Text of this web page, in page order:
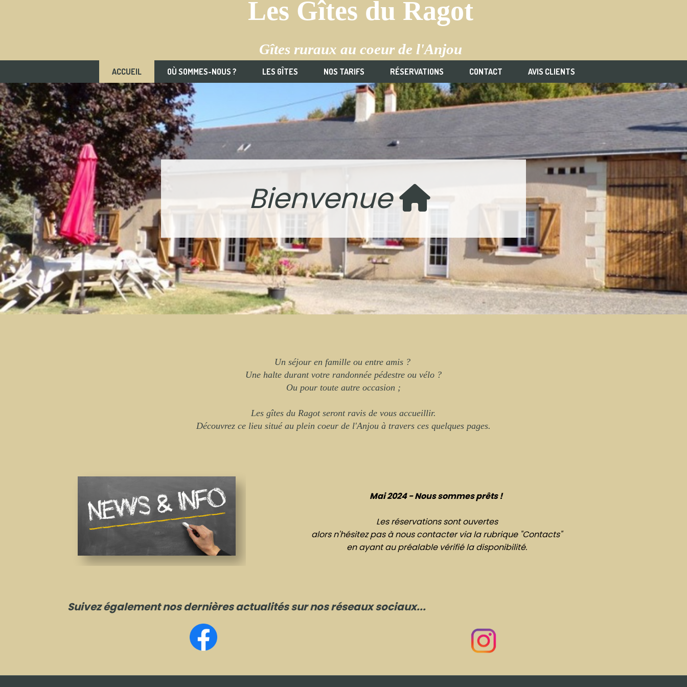
Les Gîtes du Ragot
Gîtes ruraux au coeur de l'Anjou
ACCUEIL OÙ SOMMES-NOUS ? LES GÎTES NOS TARIFS RÉSERVATIONS CONTACT AVIS CLIENTS
Bienvenue
Un séjour en famille ou entre amis ?
Une halte durant votre randonnée pédestre ou vélo ?
Ou pour toute autre occasion ;
Les gîtes du Ragot seront ravis de vous accueillir.
Découvrez ce lieu situé au plein coeur de l'Anjou à travers ces quelques pages.
Mai 2024 - Nous sommes prêts !
Les réservations sont ouvertes
alors n'hésitez pas à nous contacter via la rubrique "Contacts"
en ayant au préalable vérifié la disponibilité.
Suivez également nos dernières actualités sur nos réseaux sociaux...